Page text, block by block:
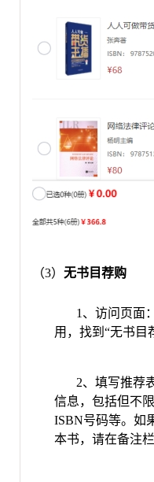
（3） 无书目荐购
1、 访问页面
用，找到 “无书目
2、 填写推荐
信息，包括但不
ISBN号码等。如
本书，请在备注栏